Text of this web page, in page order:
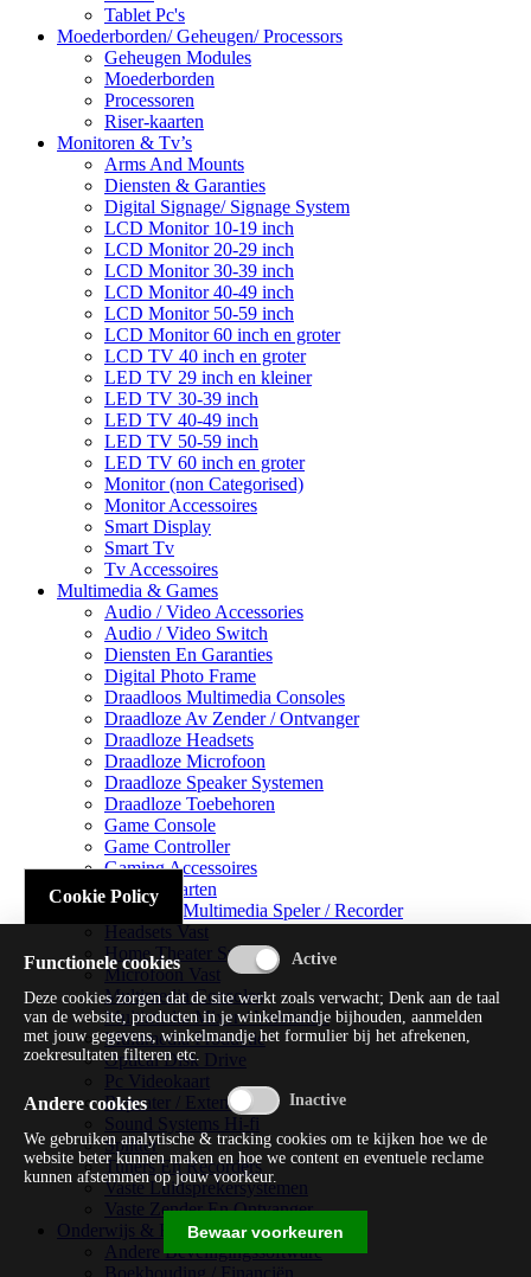
Tablet Pc's
Moederborden/ Geheugen/ Processors
Geheugen Modules
Moederborden
Processoren
Riser-kaarten
Monitoren & Tv’s
Arms And Mounts
Diensten & Garanties
Digital Signage/ Signage System
LCD Monitor 10-19 inch
LCD Monitor 20-29 inch
LCD Monitor 30-39 inch
LCD Monitor 40-49 inch
LCD Monitor 50-59 inch
LCD Monitor 60 inch en groter
LCD TV 40 inch en groter
LED TV 29 inch en kleiner
LED TV 30-39 inch
LED TV 40-49 inch
LED TV 50-59 inch
LED TV 60 inch en groter
Monitor (non Categorised)
Monitor Accessoires
Smart Display
Smart Tv
Tv Accessoires
Multimedia & Games
Audio / Video Accessories
Audio / Video Switch
Diensten En Garanties
Digital Photo Frame
Draadloos Multimedia Consoles
Draadloze Av Zender / Ontvanger
Draadloze Headsets
Draadloze Microfoon
Draadloze Speaker Systemen
Draadloze Toebehoren
Game Console
Game Controller
Gaming Accessoires
Geluidskaarten
Handheld Multimedia Speler / Recorder
Headsets Vast
Home Theater Systems
Microfoon Vast
Multimedia Consoles
Multimedia Mixer / Versterker
Multimedia Productie
Optical Disk Drive
Pc Videokaart
Repeater / Extender
Sound Systems Hi-fi
Splitter
Tuners En Recorders
Vaste Luidsprekersystemen
Vaste Zender En Ontvanger
Onderwijs & Recreatie
Andere Beveiligingssoftware
Cookie Policy
Functionele cookies
Deze cookies zorgen dat de site werkt zoals verwacht; Denk aan de taal
van de website, producten in je winkelmandje bijhouden, aanmelden
met jouw gegevens, winkelmandje het formulier bij het afrekenen,
zoekresultaten filteren etc.
Andere cookies
We gebruiken analytische & tracking cookies om te kijken hoe we de
website beter kunnen maken en hoe we content en eventuele reclame
kunnen afstemmen op jouw voorkeur.
Bewaar voorkeuren